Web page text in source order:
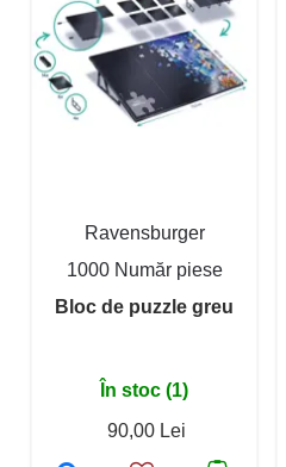
Ravensburger
1000 Număr piese
Bloc de puzzle greu
În stoc (1)
90,00 Lei